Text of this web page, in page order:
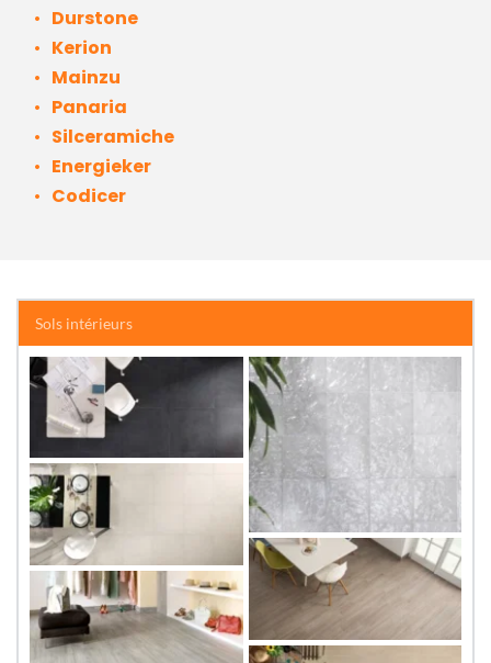
Durstone
Kerion
Mainzu
Panaria
Silceramiche
Energieker
Codicer
Sols intérieurs